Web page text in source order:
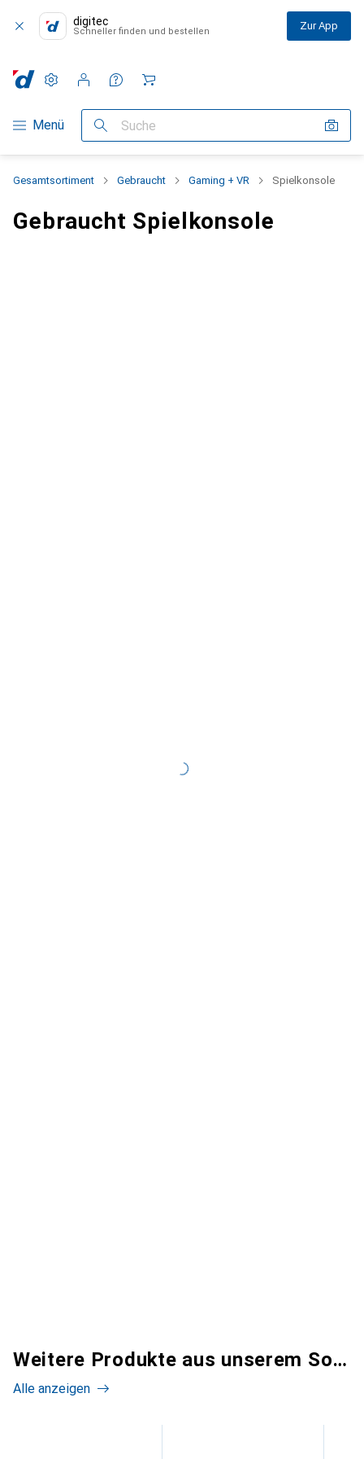
digitec
Schneller finden und bestellen Zur App
Navigation nach Kategorien
Menü Suche
Einstellungen
Kundenkonto
Vergleichslisten
Merklisten
Warenkorb
Gesamtsortiment Gebraucht Gaming + VR Spielkonsole
Gebraucht Spielkonsole
Weitere Produkte aus unserem Sortiment
Alle anzeigen